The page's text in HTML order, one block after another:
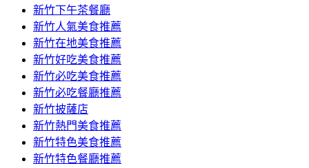
新竹下午茶餐廳
新竹人氣美食推薦
新竹在地美食推薦
新竹好吃美食推薦
新竹必吃美食推薦
新竹必吃餐廳推薦
新竹披薩店
新竹熱門美食推薦
新竹特色美食推薦
新竹特色餐廳推薦